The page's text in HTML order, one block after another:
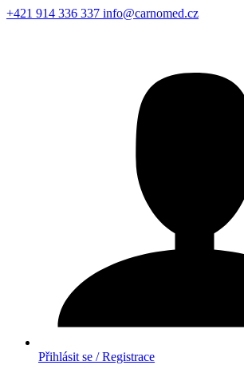
+421 914 336 337 info@carnomed.cz
Přihlásit se / Registrace